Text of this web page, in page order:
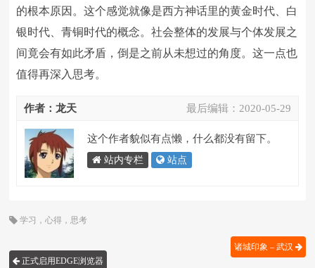
的根本原因。这个感觉就像是西方神话里的黄金时代、白
银时代、青铜时代的概念。社会整体的发展与个体发展之
间竟会有如此矛盾，倒是之前从未想过的角度。这一点也
值得再深入思考。
最后编辑： 2020-05-29
作者：龙天
这个作者貌似有点懒，什么都没有留下。
站内专栏 站点
学习 ，心得 ，思考
正式启用EDGE浏览器
诸城印象 – 武汉